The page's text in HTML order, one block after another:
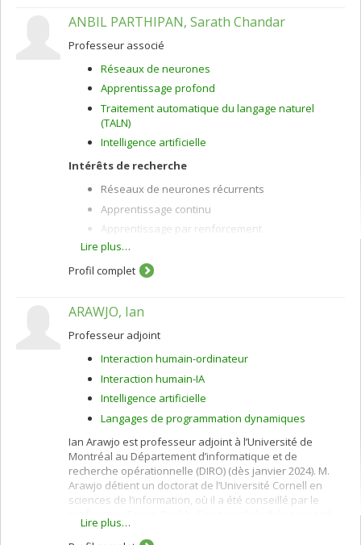
calcul multiparti sécuritaire, et ""privacy by design"".
privée concernant la catégorisation et la confidentialité
des données sensibles.
En commerce électronique, je m'intéresse à la
personnalisation (acquisition du profil du client) et à la
recommandation de produits et de services en utilisant
des algorithmes de filtrage démographique, par
contenu, collaboratif, et hybride.
Dans le cadre des systèmes tutoriels intelligents, je
m'intéresse aux stratégies d'apprentissage, à
d’évaluation et à la modélisation de l'apprenant. Pour ce
faire, j'utilise des techniques d'intelligence artificielle
dont l'apprentissage machine et la fouille de données.
ANBIL PARTHIPAN, Sarath Chandar
Professeur associé
Réseaux de neurones
Apprentissage profond
Traitement automatique du langage naturel
(TALN)
Intelligence artificielle
Intérêts de recherche
Réseaux de neurones récurrents
Apprentissage continu
Apprentissage par renforcement
Apprentissage profond
Traitement du langage naturel
Intelligence artificielle
Lire plus…
Profil complet
ARAWJO, Ian
Professeur adjoint
Interaction humain-ordinateur
Interaction humain-IA
Intelligence artificielle
Langages de programmation dynamiques
Ian Arawjo est professeur adjoint à l’Université de
Montréal au Département d’informatique et de
recherche opérationnelle (DIRO) (dès janvier 2024). M.
Arawjo détient un doctorat de l’Université Cornell en
sciences de l’information, où il a été conseillé par le
sur l’intersection de la programmation informatique et
Lire plus…